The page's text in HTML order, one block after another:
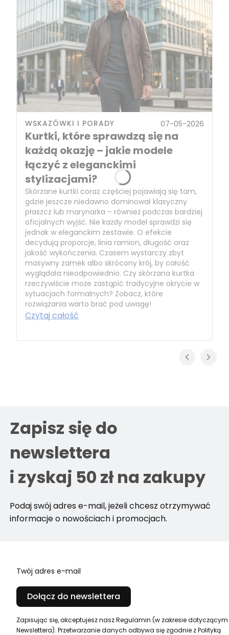
WSKAZÓWKI I PORADY 07-05-2026
Kurtki, które sprawdzą się na
każdą okazję – jakie modele
łączyć z eleganckimi
stylizacjami?
Skórzane kurtki coraz częściej pojawiają się tam,
gdzie jeszcze niedawno dominował klasyczny
płaszcz lub marynarka – również podczas bardziej
oficjalnych wyjść. Nie każdy model sprawdzi się
jednak w eleganckim zestawie. O efekcie
decydują proporcje, linia ramion, długość oraz
jakość wykończenia. Czasem wystarczy zbyt
masywny zamek albo skrócony krój, by całość
wyglądała nieodpowiednio. Czy skórzana kurtka
rzeczywiście może zastąpić tradycyjne okrycie w
sytuacjach formalnych? Zobacz, które
rozwiązania warto brać pod uwagę!
Czytaj całość
Zapisz się do
newslettera
i zyskaj 50 zł na zakupy
Podaj swój adres e-mail, jeżeli chcesz otrzymywać
informacje o nowościach i promocjach.
Twój adres e-mail
Dołącz do newslettera
Zapisując się, akceptujesz nasz Regulamin (w zakresie dotyczącym
Newslettera). Przetwarzanie danych odbywa się zgodnie z Polityką